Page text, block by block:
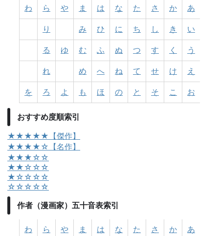
わ ら や ま は な た さ か あ
り み ひ に ち し き い
る ゆ む ふ ぬ つ す く う
れ め へ ね て せ け え
を ろ よ も ほ の と そ こ お
おすすめ度順索引
★★★★★【傑作】
★★★★☆【名作】
★★★☆☆
★★☆☆☆
★☆☆☆☆
☆☆☆☆☆
作者（漫画家）五十音表索引
わ ら や ま は な た さ か あ